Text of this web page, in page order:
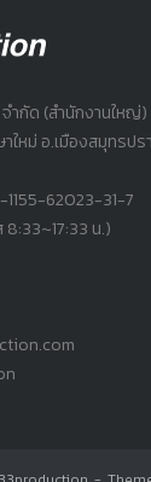
ำกัด (สำนักงานใหญ่)
ใหม่ อ.เมืองสมุทรป
1155-62023-31-7
8:33~17:33 น.)